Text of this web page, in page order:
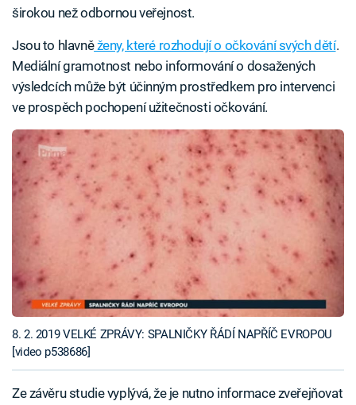
širokou než odbornou veřejnost.
Jsou to hlavněženy, které rozhodují o očkování svých dětí.
Mediální gramotnost nebo informování o dosažených
výsledcích může být účinným prostředkem pro intervenci
ve prospěch pochopení užitečnosti očkování.
8. 2. 2019 VELKÉ ZPRÁVY: SPALNIČKY ŘÁDÍ NAPŘÍČ EVROPOU
[video p538686]
Ze závěru studie vyplývá, že je nutno informace zveřejňovat